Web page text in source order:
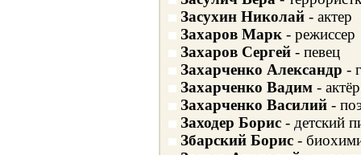
Засухин Николай- актер
Захаров Марк- режиссер
Захаров Сергей- певец
Захарченко Александр -
Захарченко Вадим- актёр
Захарченко Василий-
Заходер Борис- детский
Збарский Борис -